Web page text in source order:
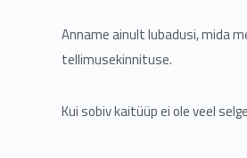
Anname ainult lubadusi, mida
tellimusekinnituse.
Kui sobiv kaitüüp ei ole veel